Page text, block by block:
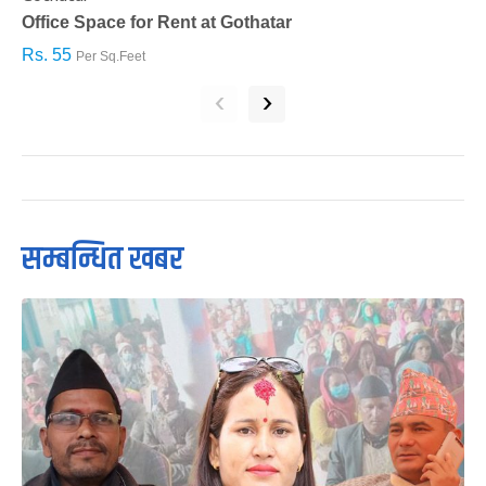
Office Space for Rent at Gothatar
Rs. 55 Per Sq.Feet
‹ ›
सम्बन्धित खबर